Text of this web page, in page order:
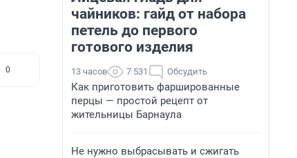
0
чайников: гайд от набора
петель до первого
готового изделия
13 часов 7 531 Обсудить
Как приготовить фаршированные
перцы — простой рецепт от
жительницы Барнаула
Не нужно выбрасывать и сжигать